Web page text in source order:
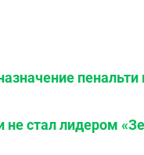
пенальти
не стал лидером